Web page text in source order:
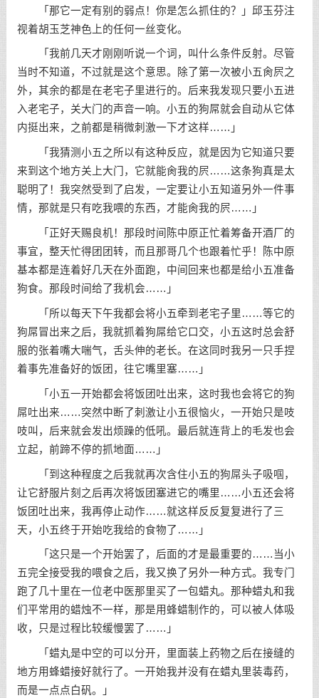
「那它一定有别的弱点！你是怎么抓住的？」邱玉芬注
视着胡玉芝神色上的任何一丝变化。
「我前几天才刚刚听说一个词，叫什么条件反射。尽管
当时不知道，不过就是这个意思。除了第一次被小五肏屄之
外，其余的都是在老宅子里进行的。后来我发现只要小五进
入老宅子，关大门的声音一响。小五的狗屌就会自动从它体
内挺出来，之前都是稍微刺激一下才这样……」
「我猜测小五之所以有这种反应，就是因为它知道只要
来到这个地方关上大门，它就能肏我的屄……这条狗真是太
聪明了！我突然受到了启发，一定要让小五知道另外一件事
情，那就是只有吃我喂的东西，才能肏我的屄……」
「正好天赐良机！那段时间陈中原正忙着筹备开酒厂的
事宜，整天忙得团团转，而且那哥几个也跟着忙乎！陈中原
基本都是连着好几天在外面跑，中间回来也都是给小五准备
狗食。那段时间给了我机会……」
「所以每天下午我都会将小五牵到老宅子里……等它的
狗屌冒出来之后，我就抓着狗屌给它口交，小五这时总会舒
服的张着嘴大喘气，舌头伸的老长。在这同时我另一只手捏
着事先准备好的饭团，往它嘴里塞……」
「小五一开始都会将饭团吐出来，这时我也会将它的狗
屌吐出来……突然中断了刺激让小五很恼火，一开始只是吱
吱叫，后来就会发出烦躁的低吼。最后就连背上的毛发也会
立起，前蹄不停的抓地面……」
「到这种程度之后我就再次含住小五的狗屌头子吸啯，
让它舒服片刻之后再次将饭团塞进它的嘴里……小五还会将
饭团吐出来，我再停止动作……就这样反反复复进行了三
天，小五终于开始吃我给的食物了……」
「这只是一个开始罢了，后面的才是最重要的……当小
五完全接受我的喂食之后，我又换了另外一种方式。我专门
跑了几十里在一位老中医那里买了一包蜡丸。那种蜡丸和我
们平常用的蜡烛不一样，那是用蜂蜡制作的，可以被人体吸
收，只是过程比较缓慢罢了……」
「蜡丸是中空的可以分开，里面装上药物之后在接缝的
地方用蜂蜡接好就行了。一开始我并没有在蜡丸里装毒药，
而是一点点白矾。」